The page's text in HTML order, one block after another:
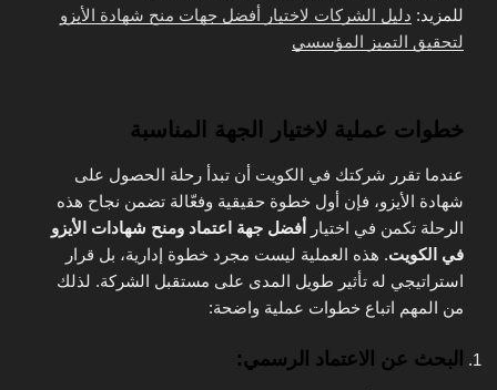
للمزيد: دليل الشركات لاختيار أفضل جهات منح شهادة الأيزو
لتحقيق التميز المؤسسي
خطوات عملية لاختيار الجهة المناسبة
عندما تقرر شركتك في الكويت أن تبدأ رحلة الحصول على
شهادة الأيزو، فإن أول خطوة حقيقية وفعّالة تضمن نجاح هذه
الرحلة تكمن في اختيار أفضل جهة اعتماد ومنح شهادات الأيزو
في الكويت. هذه العملية ليست مجرد خطوة إدارية، بل قرار
استراتيجي له تأثير طويل المدى على مستقبل الشركة. لذلك
من المهم اتباع خطوات عملية واضحة:
البحث عن الاعتماد الرسمي: